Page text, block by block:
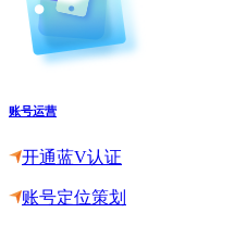
账号运营
开通蓝V认证
账号定位策划